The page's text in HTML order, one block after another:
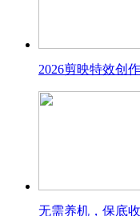
2026剪映特效创
无需养机，保底